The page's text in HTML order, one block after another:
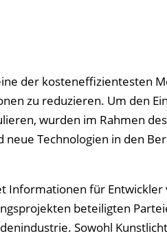
der kosteneffizientesten
zu reduzieren. Um den
wurden im Rahmen
Technologien in den
Informationen für
beteiligten
Sowohl